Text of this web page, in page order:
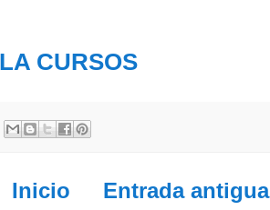
CURSOS
Entrada antigua
Inicio